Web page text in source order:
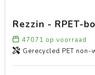
Rezzin - RPET-
47071 op voorraad
Gerecycled PET non-